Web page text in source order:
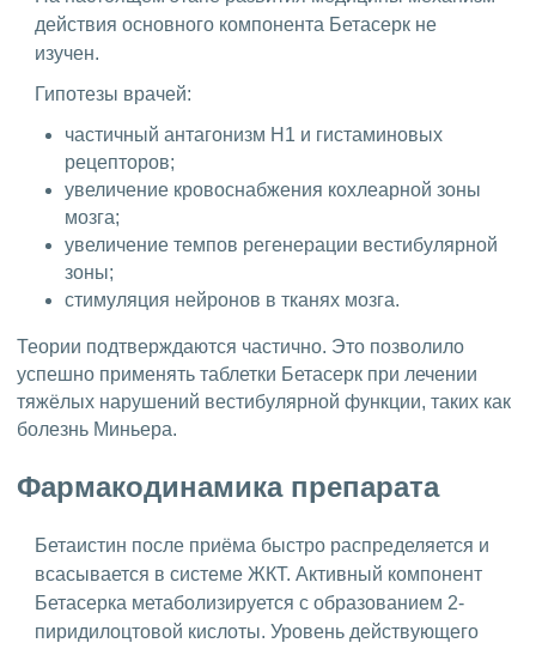
действия основного компонента Бетасерк не
изучен.
Гипотезы врачей:
частичный антагонизм Н1 и гистаминовых
рецепторов;
увеличение кровоснабжения кохлеарной зоны
мозга;
увеличение темпов регенерации вестибулярной
зоны;
стимуляция нейронов в тканях мозга.
Теории подтверждаются частично. Это позволило
успешно применять таблетки Бетасерк при лечении
тяжёлых нарушений вестибулярной функции, таких как
болезнь Миньера.
Фармакодинамика препарата
Бетаистин после приёма быстро распределяется и
всасывается в системе ЖКТ. Активный компонент
Бетасерка метаболизируется с образованием 2-
пиридилоцтовой кислоты. Уровень действующего